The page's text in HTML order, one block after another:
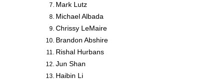
Mark Lutz
Michael Albada
Chrissy LeMaire
Brandon Abshire
Rishal Hurbans
Jun Shan
Haibin Li